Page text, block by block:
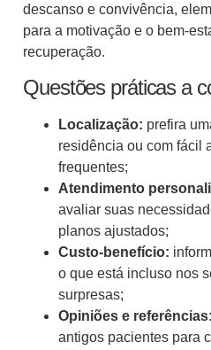
descanso e convivência,
para a motivação e o bem-
recuperação.
Questões práticas a
Localização: prefira
residência ou com fácil
frequentes;
Atendimento
avaliar suas
planos ajustados;
Custo-benefício:
o que está incluso nos
surpresas;
Opiniões e referências:
antigos pacientes para